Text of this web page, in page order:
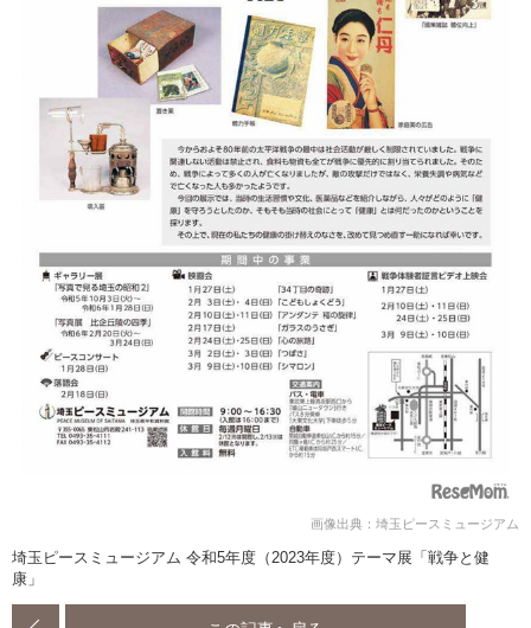
画像出典：埼玉ピースミュージアム
埼玉ピースミュージアム 令和5年度（2023年度）テーマ展「戦争と健
康」